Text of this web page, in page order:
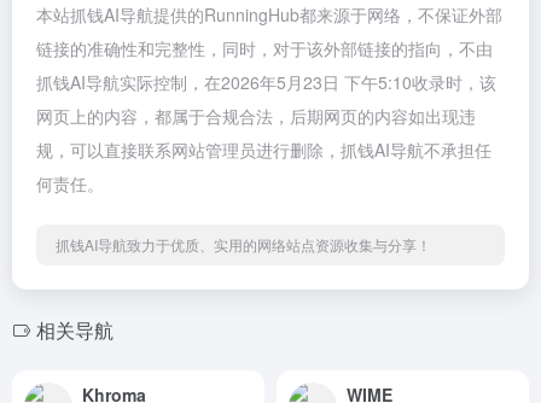
本站抓钱AI导航提供的RunningHub都来源于网络，不保证外部
链接的准确性和完整性，同时，对于该外部链接的指向，不由
抓钱AI导航实际控制，在2026年5月23日 下午5:10收录时，该
网页上的内容，都属于合规合法，后期网页的内容如出现违
规，可以直接联系网站管理员进行删除，抓钱AI导航不承担任
何责任。
抓钱AI导航致力于优质、实用的网络站点资源收集与分享！
相关导航
Khroma WIME